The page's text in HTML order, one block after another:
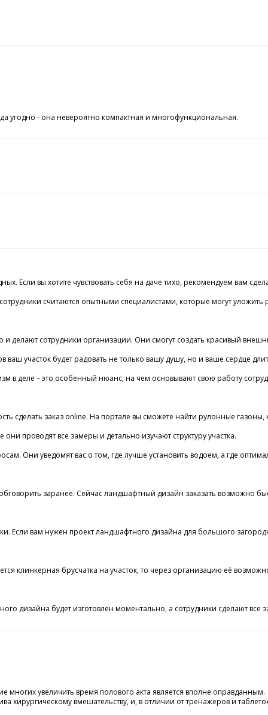
угодно - она невероятно компактная и многофункциональная.
Если вы хотите чувствовать себя на даче тихо, рекомендуем
считаются опытными специалистами, которые могут
делают сотрудники организации. Они смогут создать красивый
участок будет радовать не только вашу душу, но и ваше
в деле – это особенный нюанс, на чем основывают свою работу
сделать заказ online. На портале вы сможете найти рулонные
проводят все замеры и детально изучают структуру участка.
Они уведомят вас о том, где лучше установить водоем, а где
заранее. Сейчас ландшафтный дизайн заказать возможно
вам нужен проект ландшафтного дизайна для большого
клинкерная брусчатка на участок, то через организацию её
дизайна будет изготовлен моментально, а сотрудники сделают
увеличить время полового акта является вполне оправданным.
хирургическому вмешательству, и, в отличии от тренажеров и